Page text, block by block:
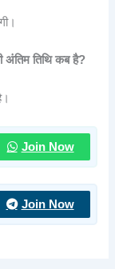
तिथि कब है?
Join Now
Join Now